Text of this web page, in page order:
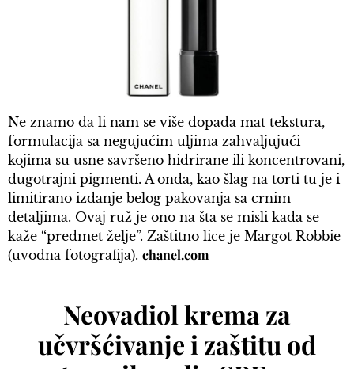
Ne znamo da li nam se više dopada mat tekstura,
formulacija sa negujućim uljima zahvaljujući
kojima su usne savršeno hidrirane ili koncentrovani,
dugotrajni pigmenti. A onda, kao šlag na torti tu je i
limitirano izdanje belog pakovanja sa crnim
detaljima. Ovaj ruž je ono na šta se misli kada se
kaže “predmet želje”. Zaštitno lice je Margot Robbie
(uvodna fotografija). chanel.com
Neovadiol krema za
učvršćivanje i zaštitu od